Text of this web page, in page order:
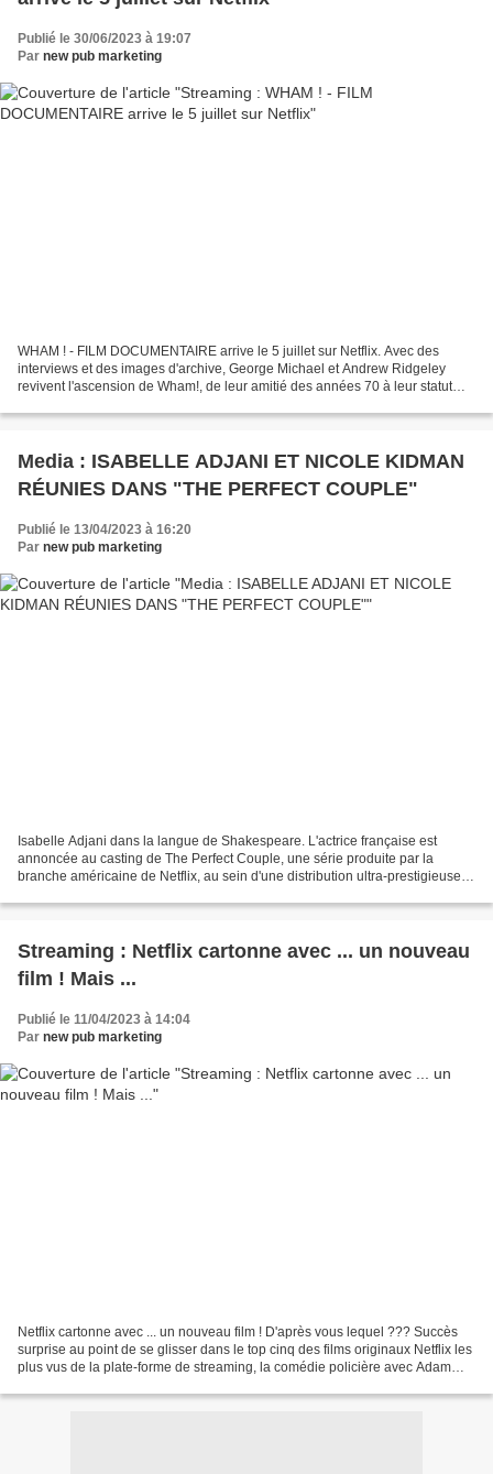
Publié le 30/06/2023 à 19:07
Par new pub marketing
WHAM ! - FILM DOCUMENTAIRE arrive le 5 juillet sur Netflix. Avec des
interviews et des images d'archive, George Michael et Andrew Ridgeley
revivent l'ascension de Wham!, de leur amitié des années 70 à leur statut
Media : ISABELLE ADJANI ET NICOLE KIDMAN
RÉUNIES DANS "THE PERFECT COUPLE"
Publié le 13/04/2023 à 16:20
Par new pub marketing
Isabelle Adjani dans la langue de Shakespeare. L'actrice française est
annoncée au casting de The Perfect Couple, une série produite par la
branche américaine de Netflix, au sein d'une distribution ultra-prestigieuse:
Streaming : Netflix cartonne avec ... un nouveau
film ! Mais ...
Publié le 11/04/2023 à 14:04
Par new pub marketing
Netflix cartonne avec ... un nouveau film ! D'après vous lequel ??? Succès
surprise au point de se glisser dans le top cinq des films originaux Netflix les
plus vus de la plate-forme de streaming, la comédie policière avec Adam